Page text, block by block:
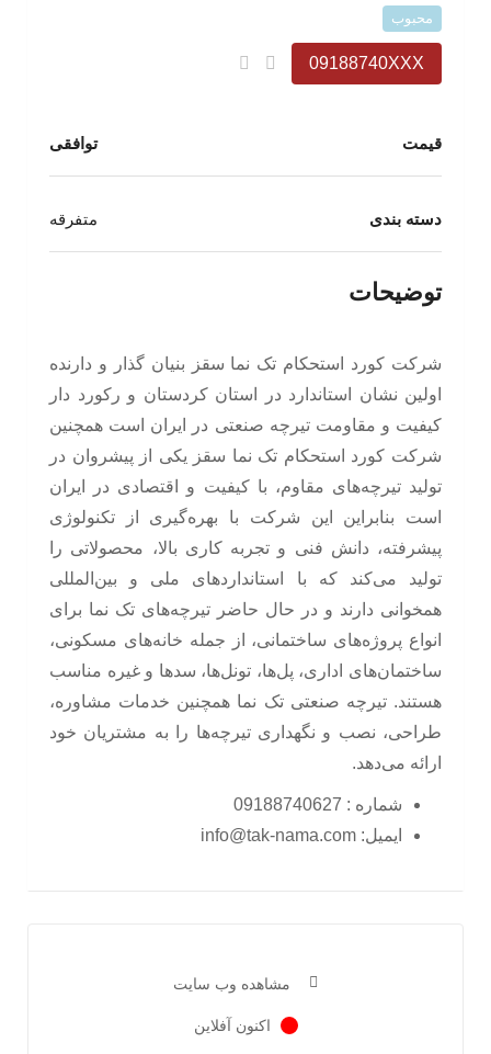
محبوب
09188740XXX
قیمت توافقی
دسته بندی متفرقه
توضیحات
شرکت کورد استحکام تک نما سقز بنیان گذار و دارنده
اولین نشان استاندارد در استان کردستان و رکورد دار
کیفیت و مقاومت تیرچه صنعتی در ایران است همچنین
شرکت کورد استحکام تک نما سقز یکی از پیشروان در
تولید تیرچه‌های مقاوم، با کیفیت و اقتصادی در ایران
است بنابراین این شرکت با بهره‌گیری از تکنولوژی
پیشرفته، دانش فنی و تجربه کاری بالا، محصولاتی را
تولید می‌کند که با استانداردهای ملی و بین‌المللی
همخوانی دارند و در حال حاضر تیرچه‌های تک نما برای
انواع پروژه‌های ساختمانی، از جمله خانه‌های مسکونی،
ساختمان‌های اداری، پل‌ها، تونل‌ها، سدها و غیره مناسب
هستند. تیرچه صنعتی تک نما همچنین خدمات مشاوره،
طراحی، نصب و نگهداری تیرچه‌ها را به مشتریان خود
ارائه می‌دهد.
شماره : 09188740627
ایمیل: info@tak-nama.com
مشاهده وب سایت
اکنون آفلاین